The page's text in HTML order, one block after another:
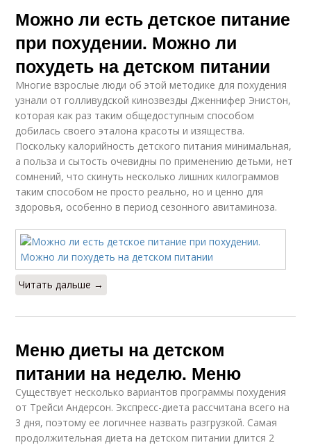
Можно ли есть детское питание
при похудении. Можно ли
похудеть на детском питании
Многие взрослые люди об этой методике для похудения
узнали от голливудской кинозвезды Дженнифер Энистон,
которая как раз таким общедоступным способом
добилась своего эталона красоты и изящества.
Поскольку калорийность детского питания минимальная,
а польза и сытость очевидны по применению детьми, нет
сомнений, что скинуть несколько лишних килограммов
таким способом не просто реально, но и ценно для
здоровья, особенно в период сезонного авитаминоза.
Читать дальше →
Меню диеты на детском
питании на неделю. Меню
Существует несколько вариантов программы похудения
от Трейси Андерсон. Экспресс-диета рассчитана всего на
3 дня, поэтому ее логичнее назвать разгрузкой. Самая
продолжительная диета на детском питании длится 2